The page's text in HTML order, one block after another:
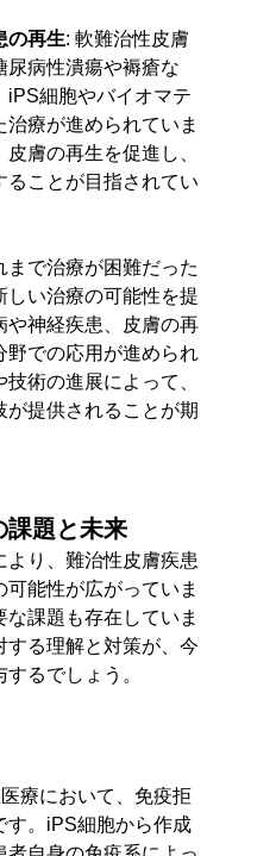
の再生: 軟難治性皮膚
尿病性潰瘍や褥瘡な
iPS細胞やバイオマテ
治療が進められていま
膚の再生を促進し、
ることが目指されてい
で治療が困難だった
しい治療の可能性を提
や神経疾患、皮膚の再
野での応用が進められ
術の進展によって、
が提供されることが期
課題と未来
り、難治性皮膚疾患
能性が広がっていま
課題も存在していま
する理解と対策が、今
るでしょう。
療において、免疫拒
す。iPS細胞から作成